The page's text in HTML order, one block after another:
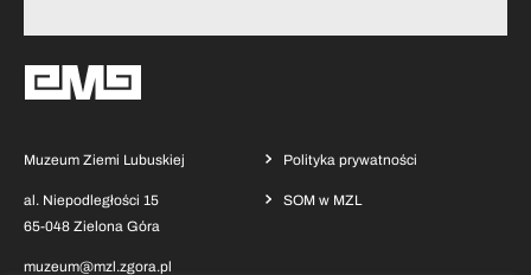
Muzeum Ziemi Lubuskiej
al. Niepodległości 15
65-048 Zielona Góra
muzeum@mzl.zgora.pl
Polityka prywatności
SOM w MZL